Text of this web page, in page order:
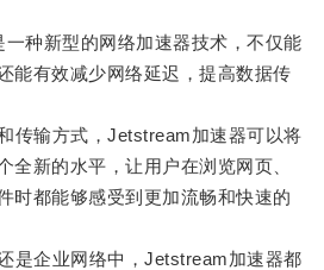
新型的网络加速器技术，不仅能
能有效减少网络延迟，提高数据传
输方式，Jetstream加速器可以将
全新的水平，让用户在浏览网页、
时都能够感受到更加流畅和快速的
企业网络中，Jetstream加速器都